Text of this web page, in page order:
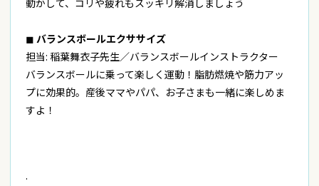
動かして、コリや疲れもスッキリ解消しましょう
◼︎ バランスボールエクササイズ
担当: 稲葉舞衣子先生／バランスボールインストラクター
バランスボールに乗って楽しく運動！脂肪燃焼や筋力アッ
プに効果的。産後ママやパパ、お子さまも一緒に楽しめま
すよ！
.